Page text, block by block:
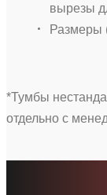
вырезы
Размеры
*Тумбы
отдельно с